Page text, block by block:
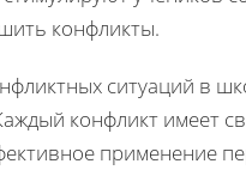
конфликты.
ситуаций в
конфликт имеет
применение